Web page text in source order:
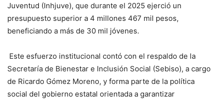
Juventud (Inhjuve), que durante el 2025 ejerció un
presupuesto superior a 4 millones 467 mil pesos,
beneficiando a más de 30 mil jóvenes.
Este esfuerzo institucional contó con el respaldo de la
Secretaría de Bienestar e Inclusión Social (Sebiso), a cargo
de Ricardo Gómez Moreno, y forma parte de la política
social del gobierno estatal orientada a garantizar